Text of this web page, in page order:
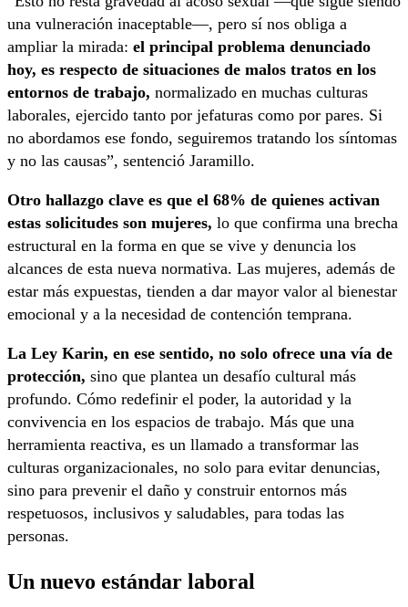
una vulneración inaceptable—, pero sí nos obliga a
ampliar la mirada: el principal problema denunciado
hoy, es respecto de situaciones de malos tratos en los
entornos de trabajo, normalizado en muchas culturas
laborales, ejercido tanto por jefaturas como por pares. Si
no abordamos ese fondo, seguiremos tratando los síntomas
y no las causas”, sentenció Jaramillo.
Otro hallazgo clave es que el 68% de quienes activan
estas solicitudes son mujeres, lo que confirma una brecha
estructural en la forma en que se vive y denuncia los
alcances de esta nueva normativa. Las mujeres, además de
estar más expuestas, tienden a dar mayor valor al bienestar
emocional y a la necesidad de contención temprana.
La Ley Karin, en ese sentido, no solo ofrece una vía de
protección, sino que plantea un desafío cultural más
profundo. Cómo redefinir el poder, la autoridad y la
convivencia en los espacios de trabajo. Más que una
herramienta reactiva, es un llamado a transformar las
culturas organizacionales, no solo para evitar denuncias,
sino para prevenir el daño y construir entornos más
respetuosos, inclusivos y saludables, para todas las
personas.
Un nuevo estándar laboral